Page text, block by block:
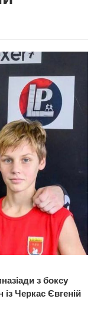
з боксу
Черкас Євгеній